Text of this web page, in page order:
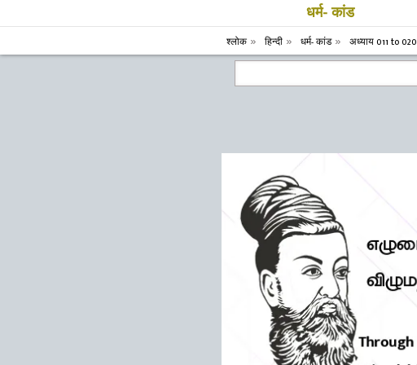
धर्म- कांड
श्लोक हिन्दी धर्म- कांड अध्याय 011 to 020